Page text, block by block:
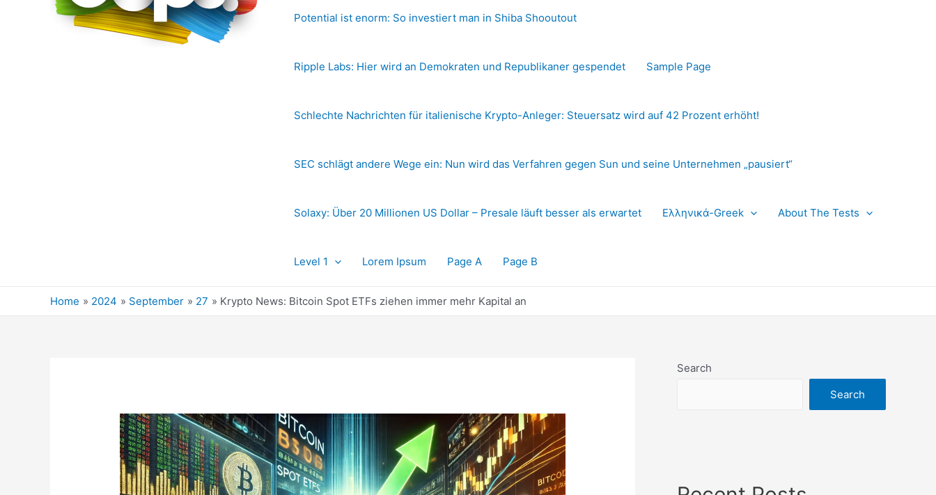
Potential ist enorm: So investiert man in Shiba Shooutout
Ripple Labs: Hier wird an Demokraten und Republikaner gespendet Sample Page
Schlechte Nachrichten für italienische Krypto-Anleger: Steuersatz wird auf 42 Prozent erhöht!
SEC schlägt andere Wege ein: Nun wird das Verfahren gegen Sun und seine Unternehmen „pausiert“
Solaxy: Über 20 Millionen US Dollar – Presale läuft besser als erwartet Ελληνικά-Greek About The Tests
Level 1 Lorem Ipsum Page A Page B
Home 2024 September 27 Krypto News: Bitcoin Spot ETFs ziehen immer mehr Kapital an
Search
Search